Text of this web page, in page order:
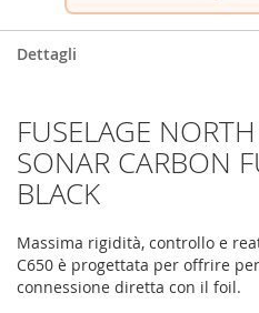
Dettagli
FUSELAGE
SONAR CARBON
BLACK
Massima rigidità, controllo e
C650 è progettata per offrire
connessione diretta con il foil.